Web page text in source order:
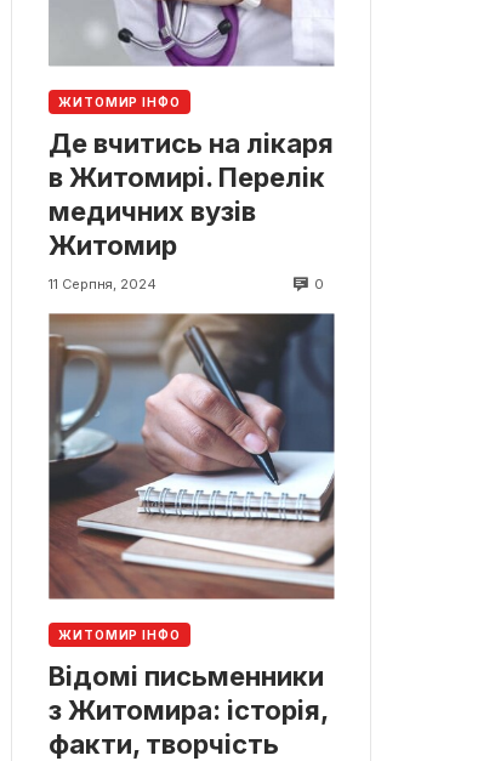
ЖИТОМИР ІНФО
Де вчитись на лікаря
в Житомирі. Перелік
медичних вузів
Житомир
11 Серпня, 2024 0
ЖИТОМИР ІНФО
Відомі письменники
з Житомира: історія,
факти, творчість